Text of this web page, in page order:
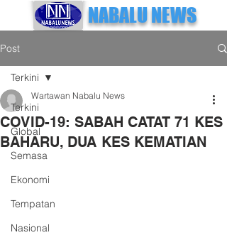
NABALU NEWS
Post
Terkini
Global
Semasa
Ekonomi
Tempatan
Nasional
Terkini
COVID-19: SABAH CATAT 71 KES
BAHARU, DUA KES KEMATIAN
Wartawan Nabalu News